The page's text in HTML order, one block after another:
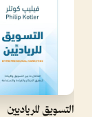
التسويق للرياديين